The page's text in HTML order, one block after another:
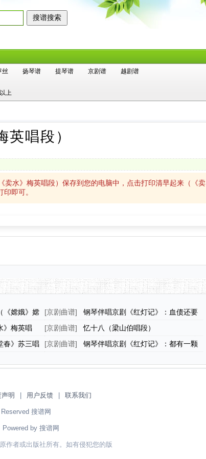
丝 扬琴谱 提琴谱 京剧谱
越剧谱
上
唱段）
水》梅英唱段）保存到您的电脑中，点击打印清早起来（《卖
即可。
《嫦娥》嫦
[京剧曲谱]
钢琴伴唱京剧《红灯记》：血债还要
血来偿（李奶奶唱段）
》梅英唱
[京剧曲谱]
忆十八（梁山伯唱段）
春》苏三唱
[京剧曲谱]
钢琴伴唱京剧《红灯记》：都有一颗
明 用户反馈 联系我们
搜谱网
Powered by 搜谱网
作者或出版社所有。如有侵犯您的版